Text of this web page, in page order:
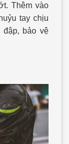
Thêm vào
tay chịu
đập, bảo vệ